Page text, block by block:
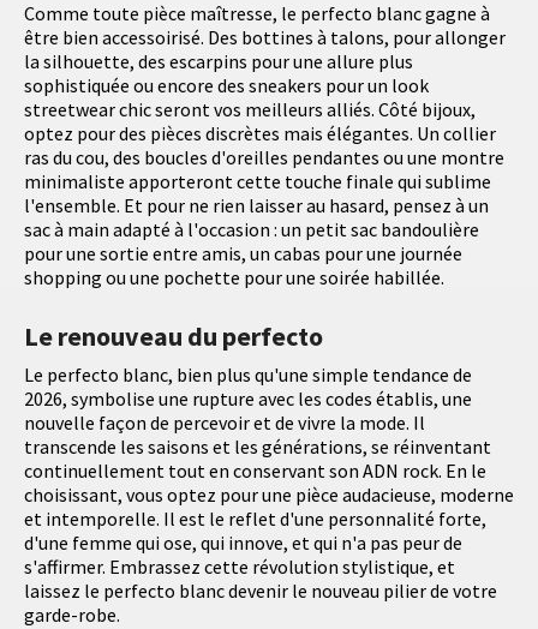
Comme toute pièce maîtresse, le perfecto blanc gagne à
être bien accessoirisé. Des bottines à talons, pour allonger
la silhouette, des escarpins pour une allure plus
sophistiquée ou encore des sneakers pour un look
streetwear chic seront vos meilleurs alliés. Côté bijoux,
optez pour des pièces discrètes mais élégantes. Un collier
ras du cou, des boucles d'oreilles pendantes ou une montre
minimaliste apporteront cette touche finale qui sublime
l'ensemble. Et pour ne rien laisser au hasard, pensez à un
sac à main adapté à l'occasion : un petit sac bandoulière
pour une sortie entre amis, un cabas pour une journée
shopping ou une pochette pour une soirée habillée.
Le renouveau du perfecto
Le perfecto blanc, bien plus qu'une simple tendance de
2026, symbolise une rupture avec les codes établis, une
nouvelle façon de percevoir et de vivre la mode. Il
transcende les saisons et les générations, se réinventant
continuellement tout en conservant son ADN rock. En le
choisissant, vous optez pour une pièce audacieuse, moderne
et intemporelle. Il est le reflet d'une personnalité forte,
d'une femme qui ose, qui innove, et qui n'a pas peur de
s'affirmer. Embrassez cette révolution stylistique, et
laissez le perfecto blanc devenir le nouveau pilier de votre
garde-robe.